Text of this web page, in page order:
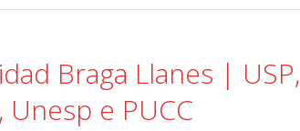
Braga Llanes | USP,
Unesp e PUCC